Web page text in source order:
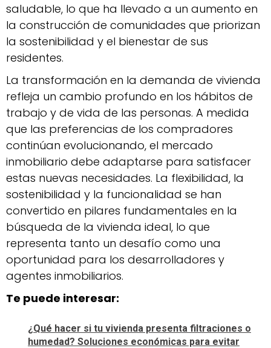
saludable, lo que ha llevado a un aumento en
la construcción de comunidades que priorizan
la sostenibilidad y el bienestar de sus
residentes.
La transformación en la demanda de vivienda
refleja un cambio profundo en los hábitos de
trabajo y de vida de las personas. A medida
que las preferencias de los compradores
continúan evolucionando, el mercado
inmobiliario debe adaptarse para satisfacer
estas nuevas necesidades. La flexibilidad, la
sostenibilidad y la funcionalidad se han
convertido en pilares fundamentales en la
búsqueda de la vivienda ideal, lo que
representa tanto un desafío como una
oportunidad para los desarrolladores y
agentes inmobiliarios.
Te puede interesar:
¿Qué hacer si tu vivienda presenta filtraciones o
humedad? Soluciones económicas para evitar